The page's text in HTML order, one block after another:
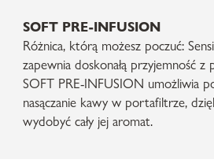
SOFT PRE-INFUSION
Różnica, którą możesz poczuć:
zapewnia doskonałą przyjemność z
SOFT PRE-INFUSION umożliwia
nasączanie kawy w portafiltrze,
wydobyć cały jej aromat.